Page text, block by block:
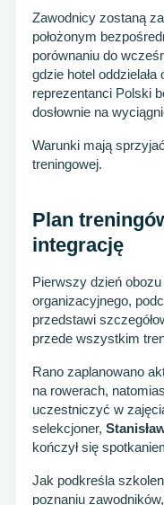
Zawodnicy zostaną
położonym
porównaniu do
gdzie hotel
reprezentanci Polski
dosłownie na
Warunki mają
treningowej.
Plan
integrację
Pierwszy dzień
organizacyjnego,
przedstawi
przede wszystkim
Rano zaplanowano
na rowerach,
uczestniczyć w
selekcjoner,
kończył się
Jak podkreśla
poznaniu